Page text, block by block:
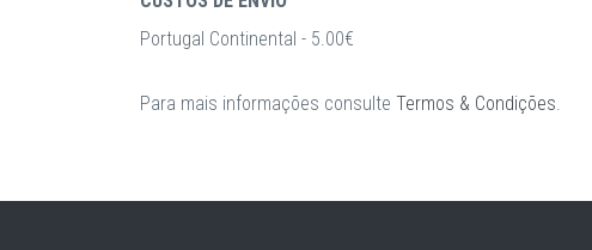
Portugal Continental - 5.00€
Para mais informações consulte Termos & Condições.